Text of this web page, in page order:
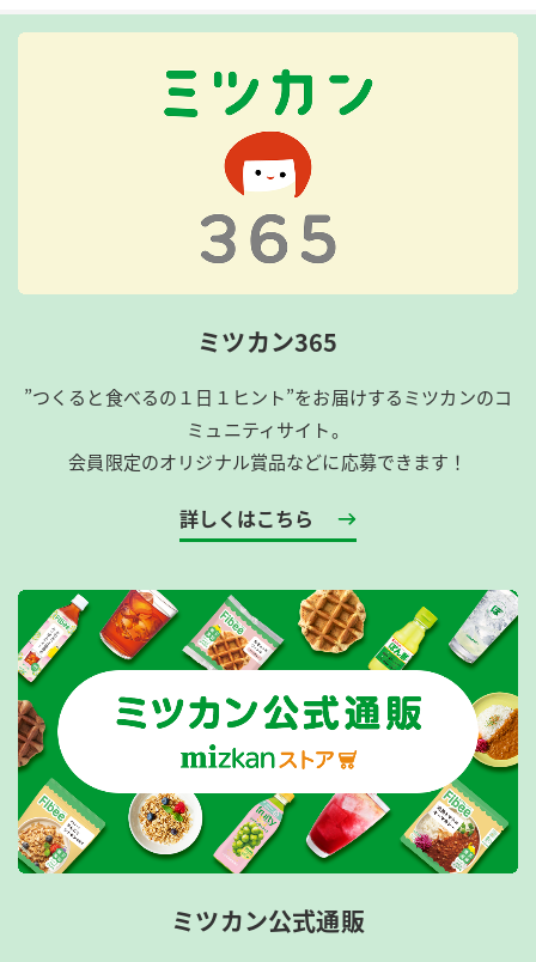
ミツカン365
”つくると食べるの１日１ヒント”をお届けするミツカンのコ
ミュニティサイト。
会員限定のオリジナル賞品などに応募できます！
詳しくはこちら
ミツカン公式通販